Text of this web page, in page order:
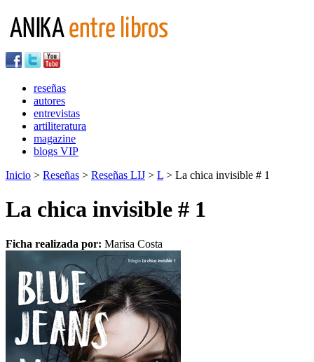
reseñas
autores
entrevistas
artiliteratura
magazine
blogs VIP
Inicio > Reseñas > Reseñas LIJ > L > La chica invisible # 1
La chica invisible # 1
Ficha realizada por: Marisa Costa